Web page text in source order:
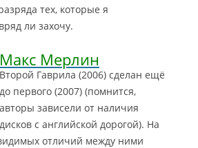
тех, которые я
ли захочу.
Макс Мерлин
Второй Гаврила (2006) сделан ещё
до первого (2007) (помнится,
авторы зависели от наличия
дисков с английской дорогой). На
отличий между ними